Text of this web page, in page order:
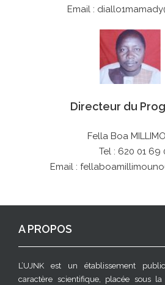
Email :
Directeur du
Fella Boa
Tel : 620 01 69
Email :
A PROPOS
L’UJNK est un établissement
caractère scientifique, placée sous